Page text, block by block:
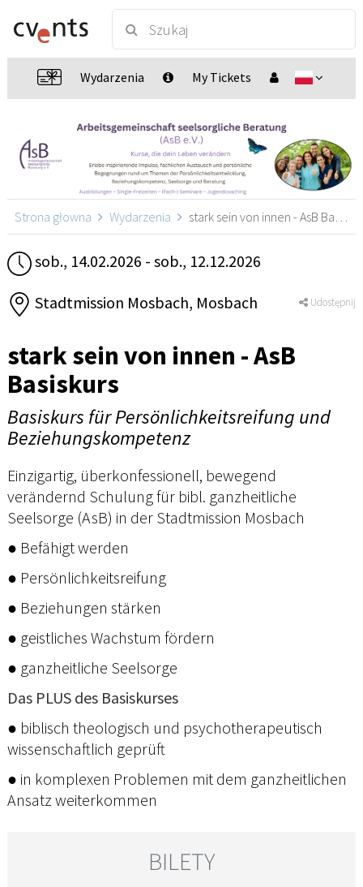
Wydarzenia My Tickets
Strona głowna Wydarzenia stark sein von innen - AsB Basiskurs, Mosbach
sob., 14.02.2026 - sob., 12.12.2026
Stadtmission Mosbach, Mosbach Udostępnij
stark sein von innen - AsB
Basiskurs
Basiskurs für Persönlichkeitsreifung und
Beziehungskompetenz
Einzigartig, überkonfessionell, bewegend
verändernd Schulung für bibl. ganzheitliche
Seelsorge (AsB) in der Stadtmission Mosbach
● Befähigt werden
● Persönlichkeitsreifung
● Beziehungen stärken
● geistliches Wachstum fördern
● ganzheitliche Seelsorge
Das PLUS des Basiskurses
● biblisch theologisch und psychotherapeutisch
wissenschaftlich geprüft
● in komplexen Problemen mit dem ganzheitlichen
Ansatz weiterkommen